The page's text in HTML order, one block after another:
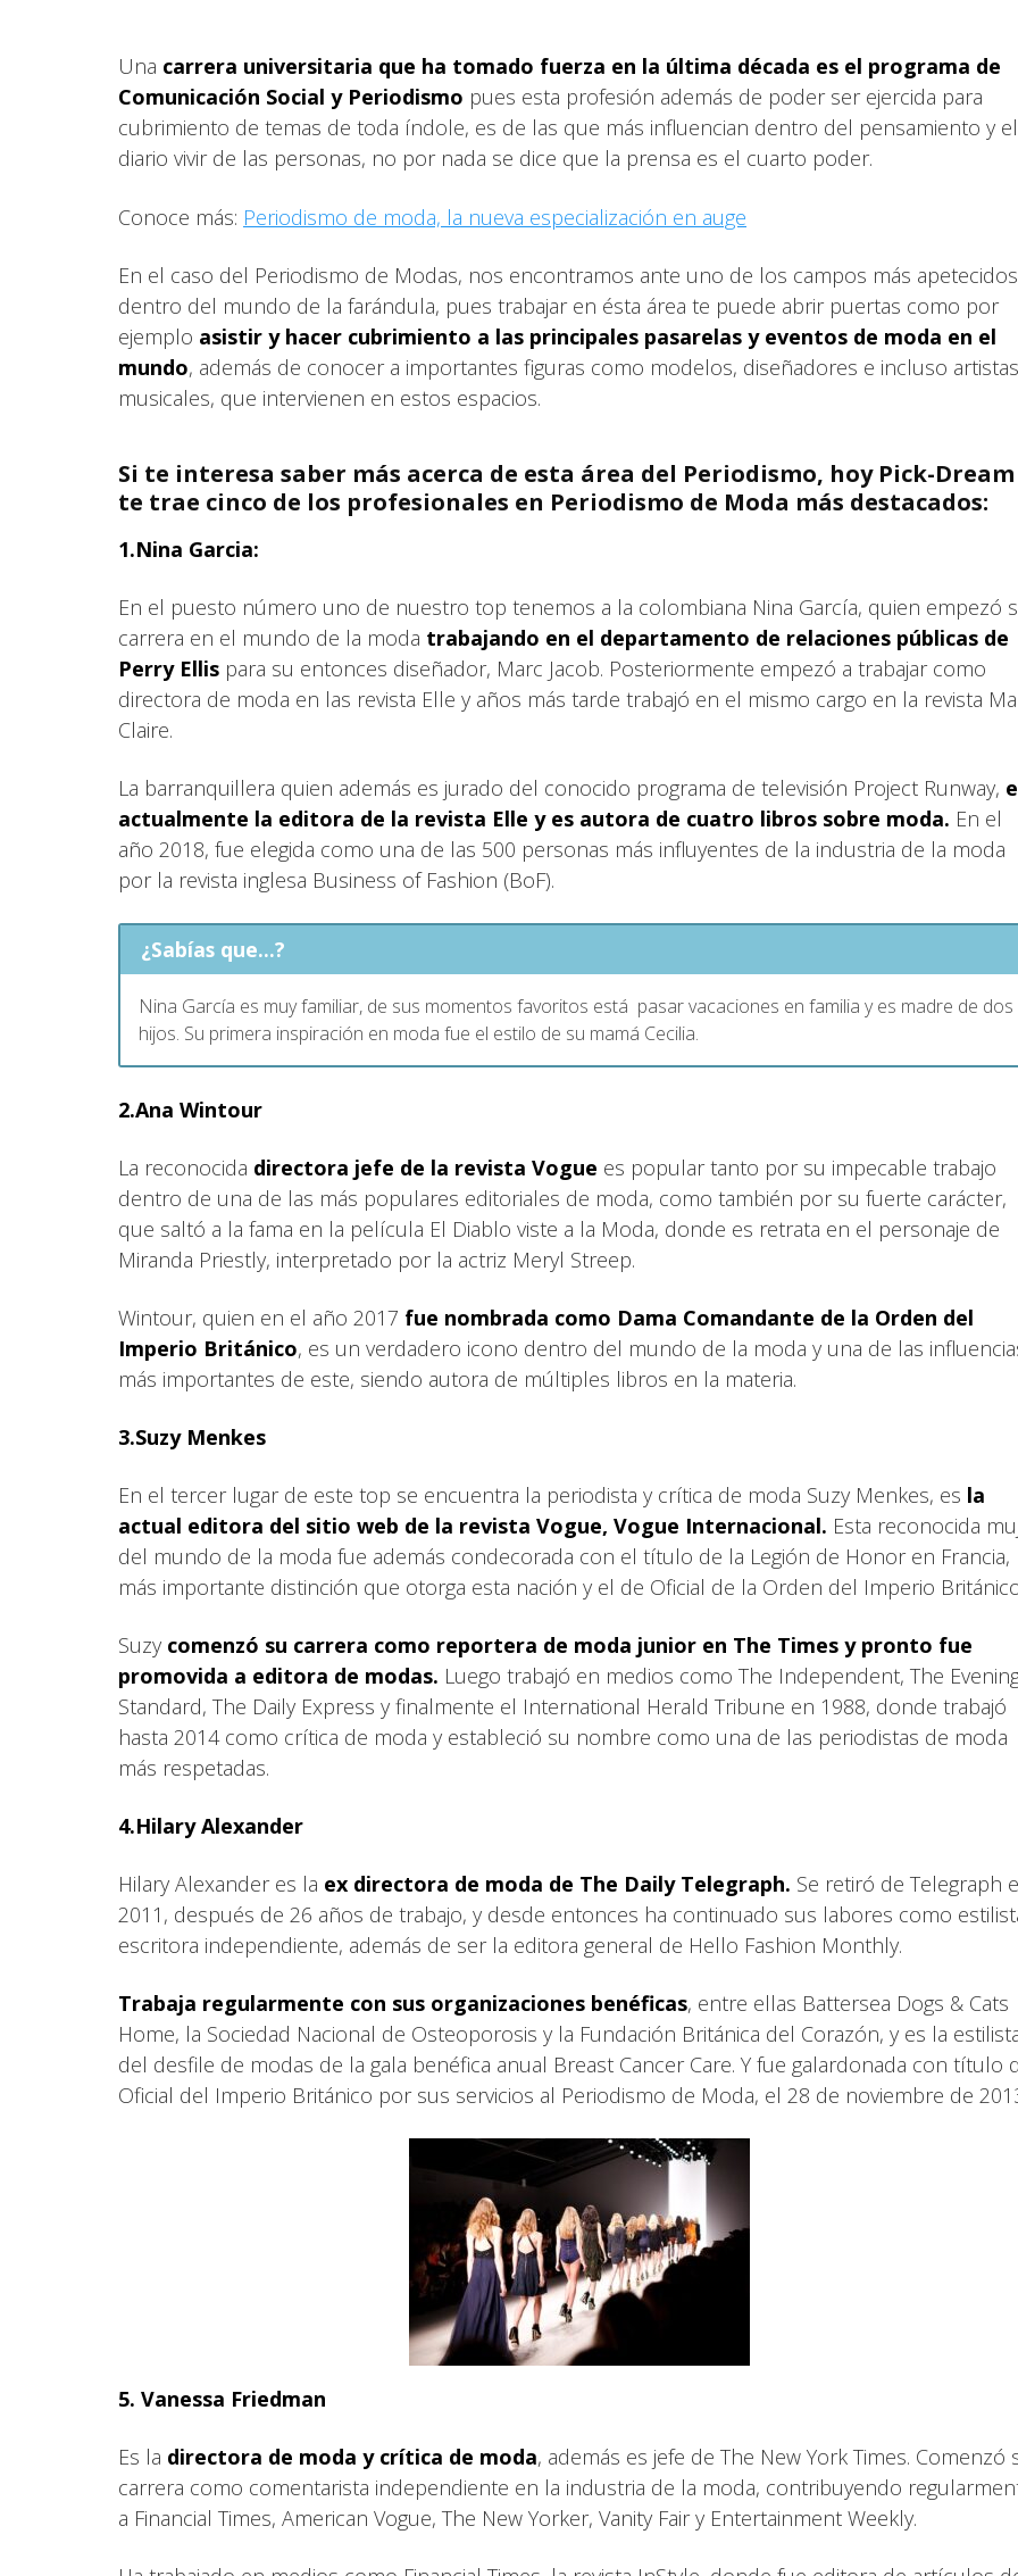
Una carrera universitaria que ha tomado fuerza en la última década es el programa de
Comunicación Social y Periodismo pues esta profesión además de poder ser ejercida para
cubrimiento de temas de toda índole, es de las que más influencian dentro del pensamiento y el
diario vivir de las personas, no por nada se dice que la prensa es el cuarto poder.
Conoce más: Periodismo de moda, la nueva especialización en auge
En el caso del Periodismo de Modas, nos encontramos ante uno de los campos más apetecidos
dentro del mundo de la farándula, pues trabajar en ésta área te puede abrir puertas como por
ejemplo asistir y hacer cubrimiento a las principales pasarelas y eventos de moda en el
mundo, además de conocer a importantes figuras como modelos, diseñadores e incluso artistas
musicales, que intervienen en estos espacios.
Si te interesa saber más acerca de esta área del Periodismo, hoy Pick-Dream
te trae cinco de los profesionales en Periodismo de Moda más destacados:
1.Nina Garcia:
En el puesto número uno de nuestro top tenemos a la colombiana Nina García, quien empezó
carrera en el mundo de la moda trabajando en el departamento de relaciones públicas de
Perry Ellis para su entonces diseñador, Marc Jacob. Posteriormente empezó a trabajar como
directora de moda en las revista Elle y años más tarde trabajó en el mismo cargo en la revista
Claire.
La barranquillera quien además es jurado del conocido programa de televisión Project Runway,
actualmente la editora de la revista Elle y es autora de cuatro libros sobre moda. En el
año 2018, fue elegida como una de las 500 personas más influyentes de la industria de la moda
por la revista inglesa Business of Fashion (BoF).
¿Sabías que...?
Nina García es muy familiar, de sus momentos favoritos está pasar vacaciones en familia y es madre de dos
hijos. Su primera inspiración en moda fue el estilo de su mamá Cecilia.
2.Ana Wintour
La reconocida directora jefe de la revista Vogue es popular tanto por su impecable trabajo
dentro de una de las más populares editoriales de moda, como también por su fuerte carácter,
que saltó a la fama en la película El Diablo viste a la Moda, donde es retrata en el personaje de
Miranda Priestly, interpretado por la actriz Meryl Streep.
Wintour, quien en el año 2017 fue nombrada como Dama Comandante de la Orden del
Imperio Británico, es un verdadero icono dentro del mundo de la moda y una de las
más importantes de este, siendo autora de múltiples libros en la materia.
3.Suzy Menkes
En el tercer lugar de este top se encuentra la periodista y crítica de moda Suzy Menkes, es la
actual editora del sitio web de la revista Vogue, Vogue Internacional. Esta reconocida
del mundo de la moda fue además condecorada con el título de la Legión de Honor en Francia,
más importante distinción que otorga esta nación y el de Oficial de la Orden del Imperio
Suzy comenzó su carrera como reportera de moda junior en The Times y pronto fue
promovida a editora de modas. Luego trabajó en medios como The Independent, The
Standard, The Daily Express y finalmente el International Herald Tribune en 1988, donde trabajó
hasta 2014 como crítica de moda y estableció su nombre como una de las periodistas de moda
más respetadas.
4.Hilary Alexander
Hilary Alexander es la ex directora de moda de The Daily Telegraph. Se retiró de Telegraph
2011, después de 26 años de trabajo, y desde entonces ha continuado sus labores como
escritora independiente, además de ser la editora general de Hello Fashion Monthly.
Trabaja regularmente con sus organizaciones benéficas, entre ellas Battersea Dogs & Cats
Home, la Sociedad Nacional de Osteoporosis y la Fundación Británica del Corazón, y es la
del desfile de modas de la gala benéfica anual Breast Cancer Care. Y fue galardonada con título
Oficial del Imperio Británico por sus servicios al Periodismo de Moda, el 28 de noviembre de
5. Vanessa Friedman
Es la directora de moda y crítica de moda, además es jefe de The New York Times. Comenzó
carrera como comentarista independiente en la industria de la moda, contribuyendo
a Financial Times, American Vogue, The New Yorker, Vanity Fair y Entertainment Weekly.